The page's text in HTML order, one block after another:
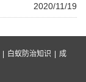
2020/11/19
| 白蚁防治知识 | 成